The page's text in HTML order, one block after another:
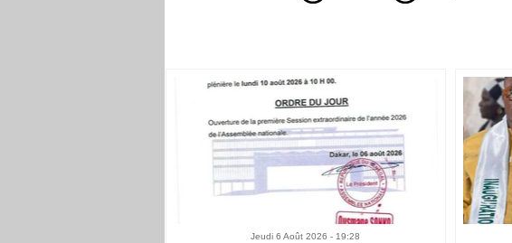
Jeudi 6 Août 2026 - 19:28